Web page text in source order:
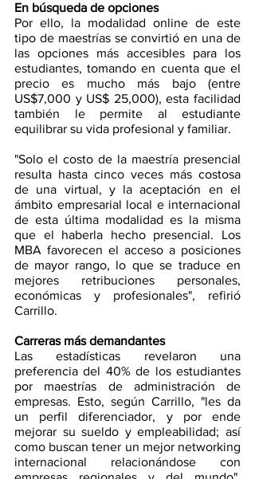
En búsqueda de opciones
Por ello, la modalidad online de este
tipo de maestrías se convirtió en una de
las opciones más accesibles para los
estudiantes, tomando en cuenta que el
precio es mucho más bajo (entre
US$7,000 y US$ 25,000), esta facilidad
también le permite al estudiante
equilibrar su vida profesional y familiar.
"Solo el costo de la maestría presencial
resulta hasta cinco veces más costosa
de una virtual, y la aceptación en el
ámbito empresarial local e internacional
de esta última modalidad es la misma
que el haberla hecho presencial. Los
MBA favorecen el acceso a posiciones
de mayor rango, lo que se traduce en
mejores retribuciones personales,
económicas y profesionales", refirió
Carrillo.
Carreras más demandantes
Las estadísticas revelaron una
preferencia del 40% de los estudiantes
por maestrías de administración de
empresas. Esto, según Carrillo, "les da
un perfil diferenciador, y por ende
mejorar su sueldo y empleabilidad; así
como buscan tener un mejor networking
internacional relacionándose con